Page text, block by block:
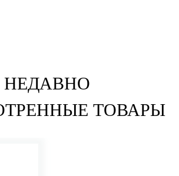
НЕДАВНО
ТОВАРЫ